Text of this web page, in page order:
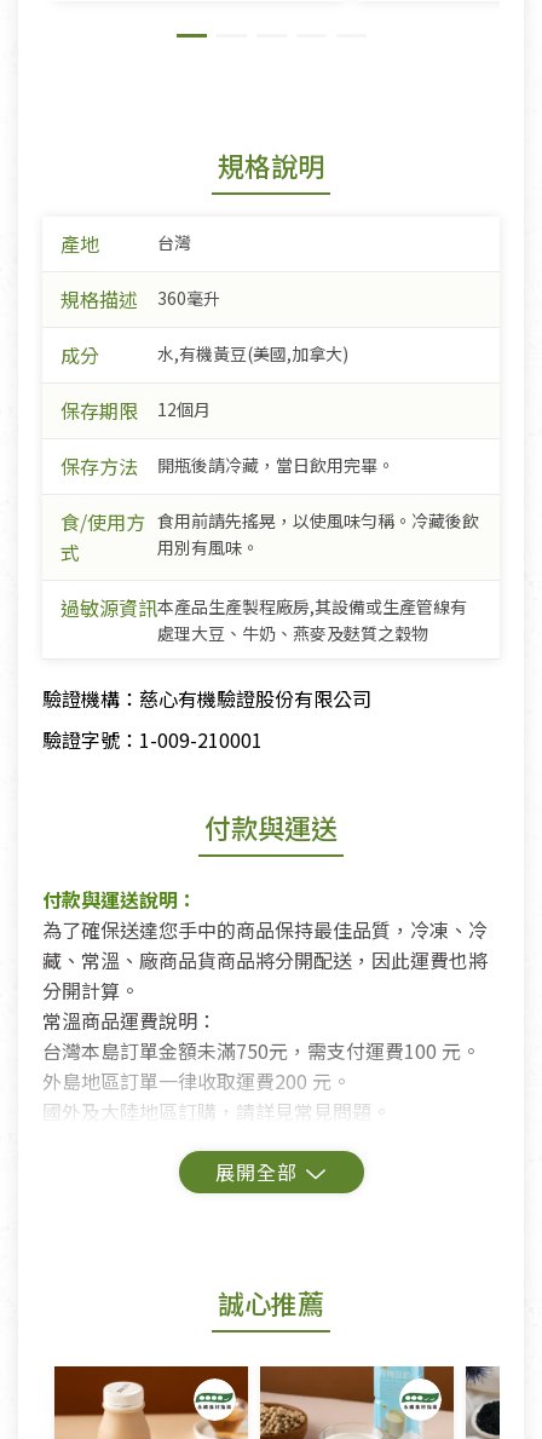
規格說明
產地 台灣
規格描述 360毫升
成分 水,有機黃豆(美國,加拿大)
保存期限 12個月
保存方法 開瓶後請冷藏，當日飲用完畢。
食/使用方
式
食用前請先搖晃，以使風味勻稱。冷藏後飲
用別有風味。
過敏源資訊本產品生產製程廠房,其設備或生產管線有
處理大豆、牛奶、燕麥及麩質之穀物
驗證機構：慈心有機驗證股份有限公司
驗證字號：1-009-210001
付款與運送
付款與運送說明：
為了確保送達您手中的商品保持最佳品質，冷凍、冷
藏、常溫、廠商品貨商品將分開配送，因此運費也將
分開計算。
常溫商品運費說明：
台灣本島訂單金額未滿750元，需支付運費100 元。
外島地區訂單一律收取運費200 元。
國外及大陸地區訂購，請詳見常見問題。
鑑賞期商品說明：
若您購買的商品有下列「不適用七天鑑賞期商品」情
形者，除商品瑕疵以外，恕不接受退換貨.
依消保法之規定提供該商品七天免費鑑賞期(含例假
日)的服務，原則上若商品未經使用或被汙損(除商品
瑕疵)，一般皆可申請退換貨。
誠心推薦